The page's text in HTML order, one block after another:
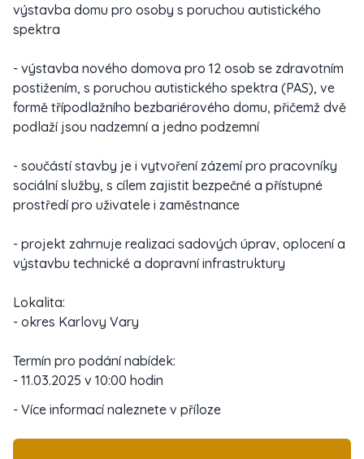
výstavba domu pro osoby s poruchou autistického
spektra
- výstavba nového domova pro 12 osob se zdravotním
postižením, s poruchou autistického spektra (PAS), ve
formě třípodlažního bezbariérového domu, přičemž dvě
podlaží jsou nadzemní a jedno podzemní
- součástí stavby je i vytvoření zázemí pro pracovníky
sociální služby, s cílem zajistit bezpečné a přístupné
prostředí pro uživatele i zaměstnance
- projekt zahrnuje realizaci sadových úprav, oplocení a
výstavbu technické a dopravní infrastruktury
Lokalita:
- okres Karlovy Vary
Termín pro podání nabídek:
- 11.03.2025 v 10:00 hodin
- Více informací naleznete v příloze